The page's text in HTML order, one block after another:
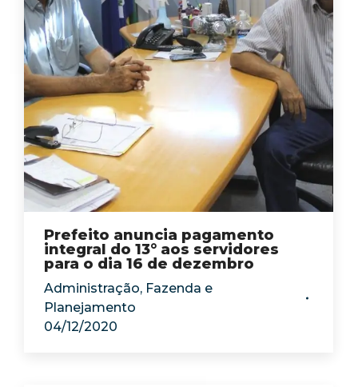
Prefeito anuncia pagamento
integral do 13° aos servidores
para o dia 16 de dezembro
Administração, Fazenda e
Planejamento
04/12/2020